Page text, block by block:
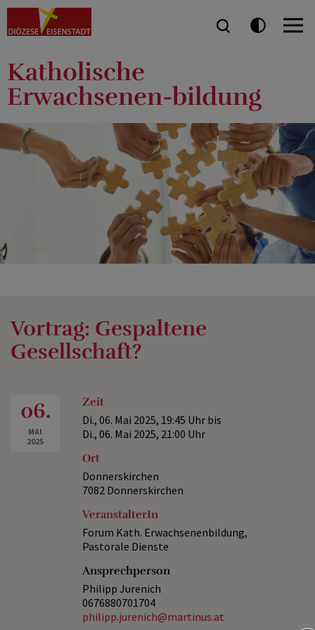
Katholische
Erwachsenen-bildung
Vortrag: Gespaltene
Gesellschaft?
06.
MAI
2025
Zeit
Di., 06. Mai 2025, 19:45 Uhr bis
Di., 06. Mai 2025, 21:00 Uhr
Ort
Donnerskirchen
7082 Donnerskirchen
VeranstalterIn
Forum Kath. Erwachsenenbildung,
Pastorale Dienste
Ansprechperson
Philipp Jurenich
0676880701704
philipp.jurenich@martinus.at